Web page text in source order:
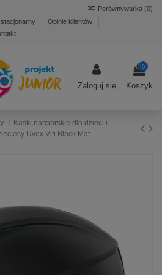
Opinie klientów
Porównywarka (0)
Zaloguj się
0
Koszyk
Kaski narciarskie dla dzieci i
Uvex Viti Black Mat